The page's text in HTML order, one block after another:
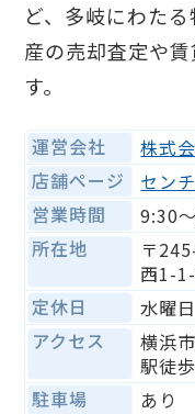
ど、多岐にわた
産の売却査定や
す。
運営会社
株式
店舗ページ
セン
営業時間
9:30
所在地
〒
西1-
定休日
水曜日
アクセス
横浜
駅徒
駐車場
あり